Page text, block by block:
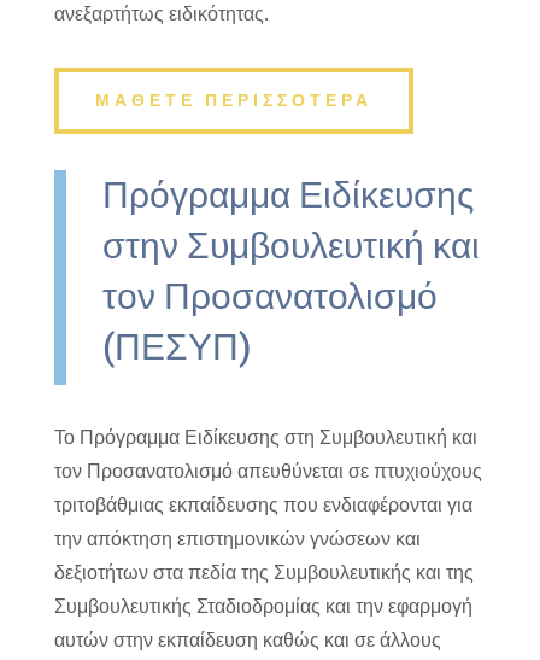
ανεξαρτήτως ειδικότητας.
ΜΑΘΕΤΕ ΠΕΡΙΣΣΟΤΕΡΑ
Πρόγραμμα Ειδίκευσης
στην Συμβουλευτική και
τον Προσανατολισμό
(ΠΕΣΥΠ)
Το Πρόγραμμα Ειδίκευσης στη Συμβουλευτική και
τον Προσανατολισμό απευθύνεται σε πτυχιούχους
τριτοβάθμιας εκπαίδευσης που ενδιαφέρονται για
την απόκτηση επιστημονικών γνώσεων και
δεξιοτήτων στα πεδία της Συμβουλευτικής και της
Συμβουλευτικής Σταδιοδρομίας και την εφαρμογή
αυτών στην εκπαίδευση καθώς και σε άλλους